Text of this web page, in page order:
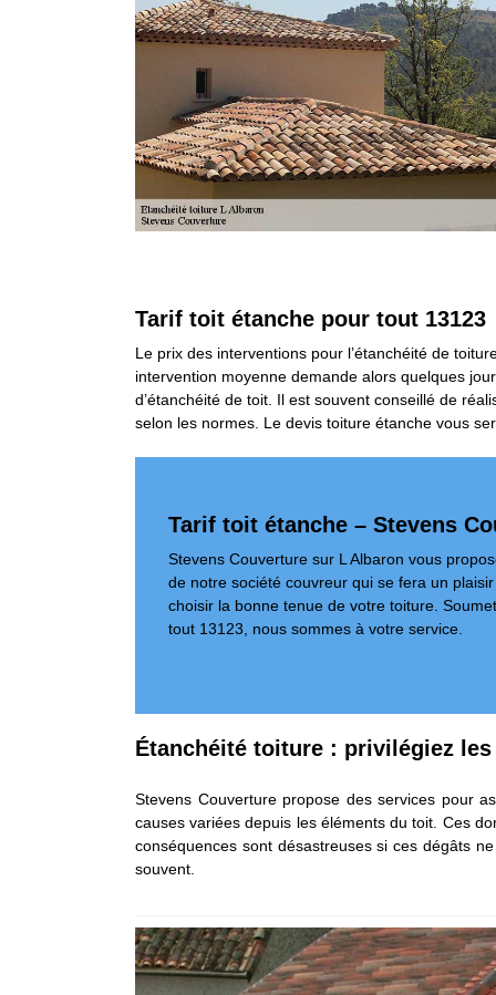
Tarif toit étanche pour tout 13123
Le prix des interventions pour l’étanchéité de
intervention moyenne demande alors quelques
d’étanchéité de toit. Il est souvent conseillé de
selon les normes. Le devis toiture étanche vous
Tarif toit étanche – Stevens
Stevens Couverture sur L Albaron vous
de notre société couvreur qui se fera un
choisir la bonne tenue de votre toiture.
tout 13123, nous sommes à votre service.
Étanchéité toiture : privilégiez
Stevens Couverture propose des services pour
causes variées depuis les éléments du toit. Ces
conséquences sont désastreuses si ces dégâts
souvent.